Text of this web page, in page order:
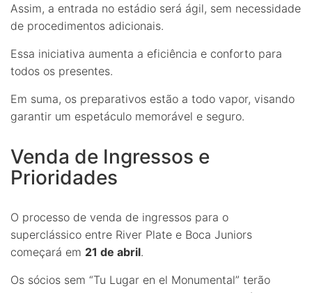
Assim, a entrada no estádio será ágil, sem necessidade
de procedimentos adicionais.
Essa iniciativa aumenta a eficiência e conforto para
todos os presentes.
Em suma, os preparativos estão a todo vapor, visando
garantir um espetáculo memorável e seguro.
Venda de Ingressos e
Prioridades
O processo de venda de ingressos para o
superclássico entre River Plate e Boca Juniors
começará em 21 de abril.
Os sócios sem “Tu Lugar en el Monumental” terão